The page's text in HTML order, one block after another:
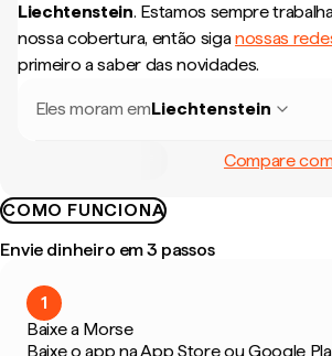
Liechtenstein. Estamos sempre
nossa cobertura, então siganossas
primeiro a saber das novidades.
Eles moram emLiechtenstein
Compare
COMO FUNCIONA
Envie dinheiro em 3 passos
1
Baixe a Morse
Baixe o app na App Store ou Google